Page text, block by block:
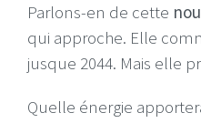
Parlons-en de cette
qui approche. Elle
jusque 2044. Mais elle
Quelle énergie